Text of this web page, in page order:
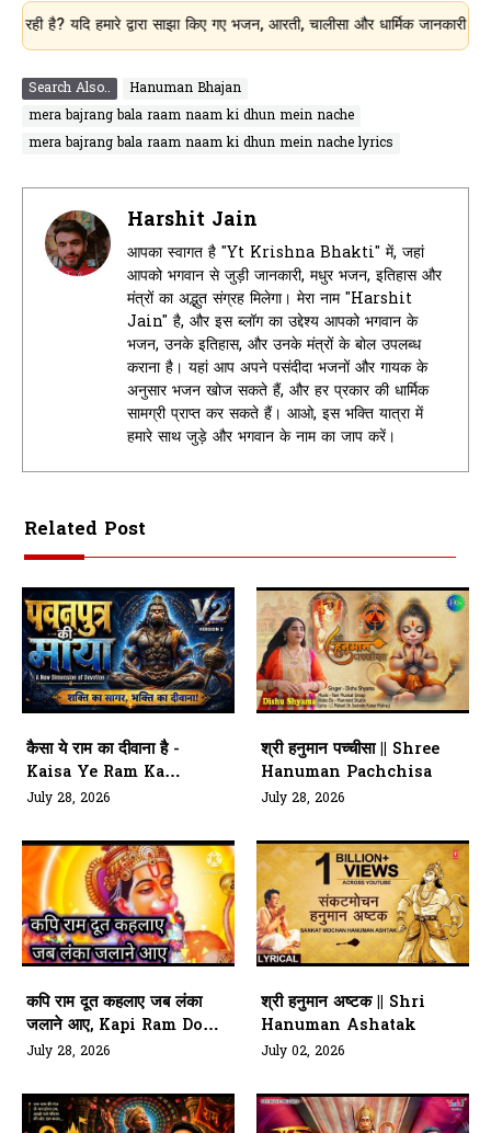
हमारे द्वारा साझा किए गए भजन, आरती, चालीसा और धार्मिक जानकारी
Search Also..
Hanuman Bhajan
mera bajrang bala raam naam ki dhun mein nache
mera bajrang bala raam naam ki dhun mein nache lyrics
Harshit Jain
आपका स्वागत है "Yt Krishna Bhakti" में, जहां
आपको भगवान से जुड़ी जानकारी, मधुर भजन, इतिहास और
मंत्रों का अद्भुत संग्रह मिलेगा। मेरा नाम "Harshit
Jain" है, और इस ब्लॉग का उद्देश्य आपको भगवान के
भजन, उनके इतिहास, और उनके मंत्रों के बोल उपलब्ध
कराना है। यहां आप अपने पसंदीदा भजनों और गायक के
अनुसार भजन खोज सकते हैं, और हर प्रकार की धार्मिक
सामग्री प्राप्त कर सकते हैं। आओ, इस भक्ति यात्रा में
हमारे साथ जुड़े और भगवान के नाम का जाप करें।
Related Post
कैसा ये राम का दीवाना है -
Kaisa Ye Ram Ka
Diwana Hey
July 28, 2026
श्री हनुमान पच्चीसा || Shree
Hanuman Pachchisa
July 28, 2026
कपि राम दूत कहलाए जब लंका
जलाने आए, Kapi Ram Doot
Kahlae Jab Lanka Jale
July 28, 2026
श्री हनुमान अष्टक || Shri
Hanuman Ashatak
July 02, 2026